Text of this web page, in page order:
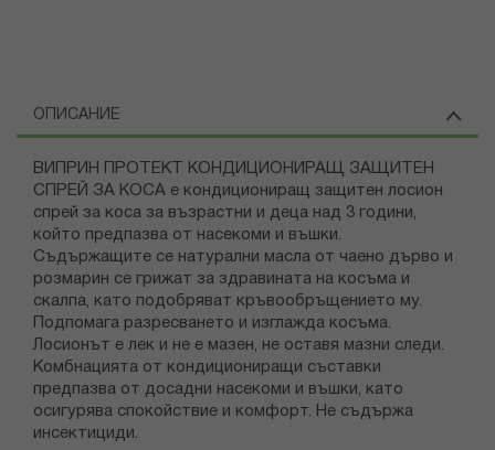
ОПИСАНИЕ
ВИПРИН ПРОТЕКТ КОНДИЦИОНИРАЩ ЗАЩИТЕН
СПРЕЙ ЗА КОСА е кондициониращ защитен лосион
спрей за коса за възрастни и деца над 3 години,
който предпазва от насекоми и въшки.
Съдържащите се натурални масла от чаено дърво и
розмарин се грижат за здравината на косъма и
скалпа, като подобряват кръвообръщението му.
Подпомага разресването и изглажда косъма.
Лосионът е лек и не е мазен, не оставя мазни следи.
Комбнацията от кондициониращи съставки
предпазва от досадни насекоми и въшки, като
осигурява спокойствие и комфорт. Не съдържа
инсектициди.